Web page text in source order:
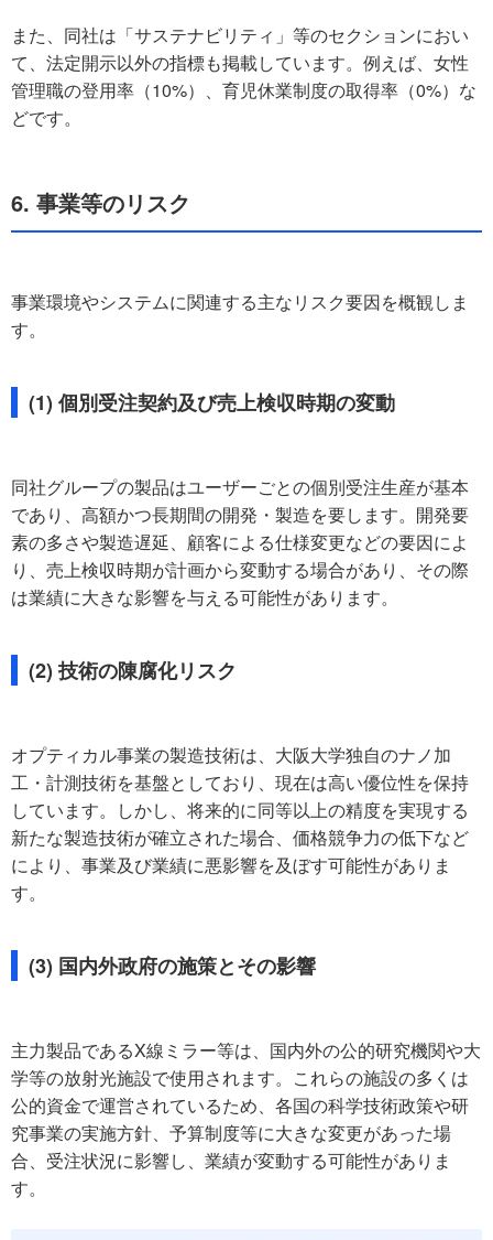
また、同社は「サステナビリティ」等のセクションにおい
て、法定開示以外の指標も掲載しています。例えば、女性
管理職の登用率（10%）、育児休業制度の取得率（0%）な
どです。
6. 事業等のリスク
事業環境やシステムに関連する主なリスク要因を概観しま
す。
(1) 個別受注契約及び売上検収時期の変動
同社グループの製品はユーザーごとの個別受注生産が基本
であり、高額かつ長期間の開発・製造を要します。開発要
素の多さや製造遅延、顧客による仕様変更などの要因によ
り、売上検収時期が計画から変動する場合があり、その際
は業績に大きな影響を与える可能性があります。
(2) 技術の陳腐化リスク
オプティカル事業の製造技術は、大阪大学独自のナノ加
工・計測技術を基盤としており、現在は高い優位性を保持
しています。しかし、将来的に同等以上の精度を実現する
新たな製造技術が確立された場合、価格競争力の低下など
により、事業及び業績に悪影響を及ぼす可能性がありま
す。
(3) 国内外政府の施策とその影響
主力製品であるX線ミラー等は、国内外の公的研究機関や大
学等の放射光施設で使用されます。これらの施設の多くは
公的資金で運営されているため、各国の科学技術政策や研
究事業の実施方針、予算制度等に大きな変更があった場
合、受注状況に影響し、業績が変動する可能性がありま
す。